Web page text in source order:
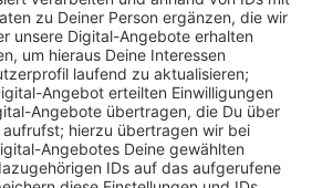
erreichte 2025 Platz #6 der
Album Charts, und gilt als ihr
welches durch seine Wärme,
Tiefe besticht. Aufbauend
Debüts „Messy“ wirkt Olivia nun